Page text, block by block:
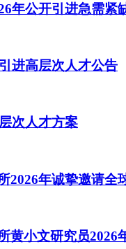
年公开引进急需紧
进高层次人才公告
次人才方案
2026年诚挚邀请全
黄小文研究员2026